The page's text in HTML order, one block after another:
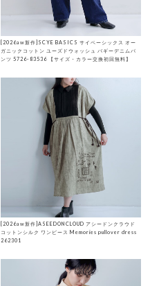
[2026aw新作]SCYE BASICS サイベーシックス オー
ガニックコットン ユーズドウォッシュ バギーデニムパ
ンツ 5726-83536 【サイズ・カラー交換初回無料】
[2026aw新作]ASEEDONCLOUD アシードンクラウド
コットンシルク ワンピース Memories pullover dress
262301